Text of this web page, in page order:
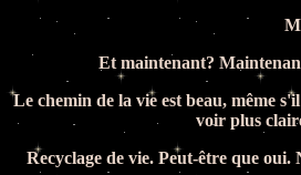
Et maintenant?
Le chemin de la vie est beau, même
voir plus
Recyclage de vie. Peut-être que